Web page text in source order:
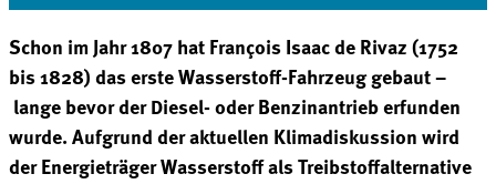
Schon im Jahr 1807 hat François Isaac de Rivaz (1752
bis 1828) das erste Wasserstoff-Fahrzeug gebaut –
lange bevor der Diesel- oder Benzinantrieb erfunden
wurde. Aufgrund der aktuellen Klimadiskussion wird
der Energieträger Wasserstoff als Treibstoffalternative